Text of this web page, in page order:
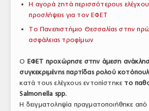
ΠΑΡΑΓΩΓΗ & ΕΜΠΟΡΙΑ
ΠΡΩΤΕΣ ΥΛΕΣ
ΕΞΟΠΛΙΣΜΟΣ
ΥΠΗΡΕΣΙΕΣ
ΕΜΠΟΡΙΚΟΙ ΑΝΤΙΠΡΟΣΩΠΟΙ
Η αγορά ζητά περισσότερους
προσλήψεις για τον ΕΦΕΤ
Το Πανεπιστήμιο Θεσσαλίας στην
ασφάλειας τροφίμων
Ο ΕΦΕΤ προχώρησε στην άμεση
συγκεκριμένης παρτίδας ρολού
κατά τους ελέγχους εντοπίστηκε το
Salmonella spp.
Η δειγματοληψία πραγματοποιήθηκε από